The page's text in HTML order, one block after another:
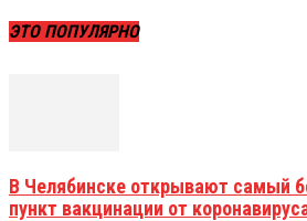
ЭТО ПОПУЛЯРНО
В Челябинске открывают самый
пункт вакцинации от